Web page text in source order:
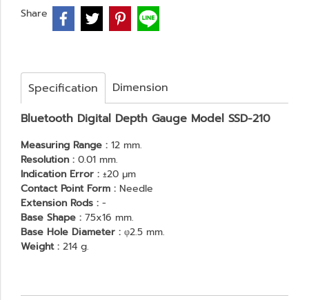
Share
Specification
Dimension
Bluetooth Digital Depth Gauge Model SSD-210
Measuring Range : 12 mm.
Resolution : 0.01 mm.
Indication Error : ±20 μm
Contact Point Form : Needle
Extension Rods : -
Base Shape : 75x16 mm.
Base Hole Diameter : φ2.5 mm.
Weight : 214 g.